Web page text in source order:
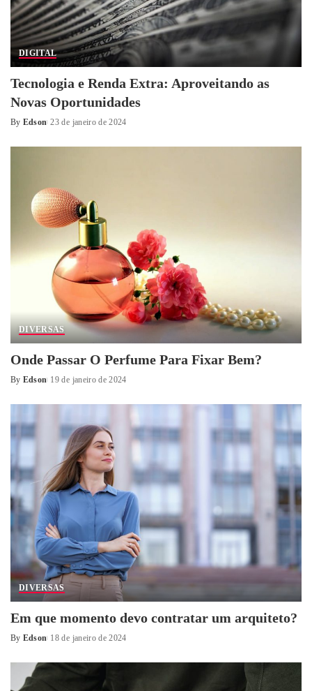
DIGITAL
Tecnologia e Renda Extra: Aproveitando as
Novas Oportunidades
Posted
By Edson 23 de janeiro de 2024
DIVERSAS
Onde Passar O Perfume Para Fixar Bem?
Posted
By Edson 19 de janeiro de 2024
DIVERSAS
Em que momento devo contratar um arquiteto?
Posted
By Edson 18 de janeiro de 2024